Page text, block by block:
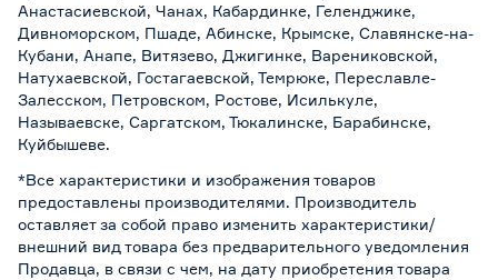
Анастасиевской, Чанах, Кабардинке, Геленджике,
Дивноморском, Пшаде, Абинске, Крымске, Славянске-на-
Кубани, Анапе, Витязево, Джигинке, Варениковской,
Натухаевской, Гостагаевской, Темрюке, Переславле-
Залесском, Петровском, Ростове, Исилькуле,
Называевске, Саргатском, Тюкалинске, Барабинске,
Куйбышеве.
*Все характеристики и изображения товаров
предоставлены производителями. Производитель
оставляет за собой право изменить характеристики/
внешний вид товара без предварительного уведомления
Продавца, в связи с чем, на дату приобретения товара